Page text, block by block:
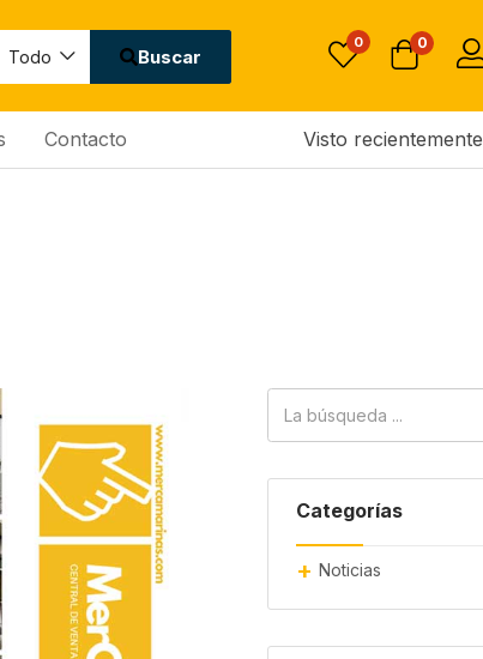
Todo Buscar
0 0
Contacto Visto recientemente
Categorías
Noticias